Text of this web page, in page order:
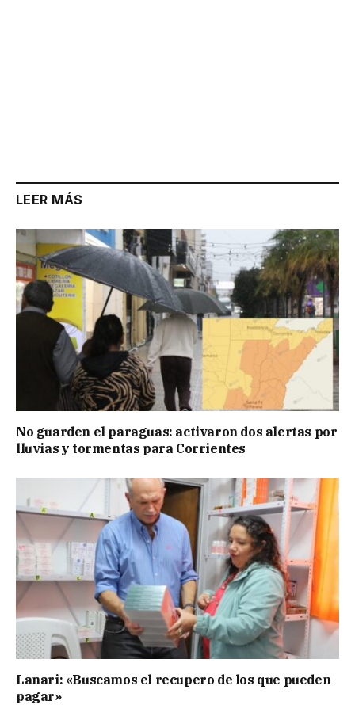
LEER MÁS
No guarden el paraguas: activaron dos alertas por
lluvias y tormentas para Corrientes
Lanari: «Buscamos el recupero de los que pueden
pagar»